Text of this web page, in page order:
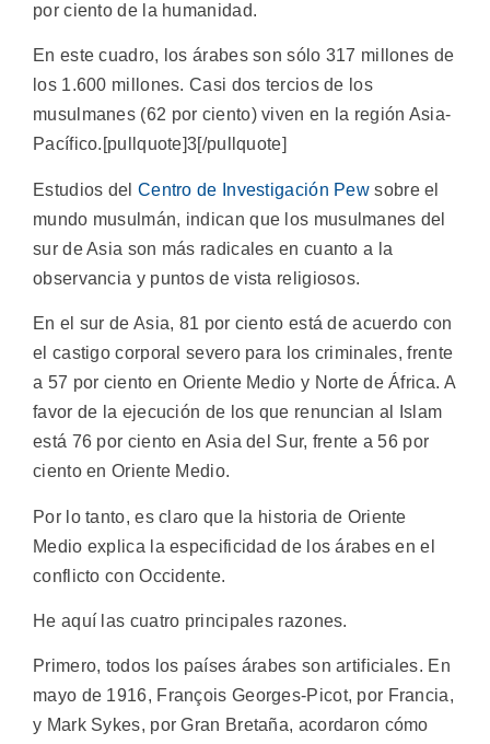
por ciento de la humanidad.
En este cuadro, los árabes son sólo 317 millones de
los 1.600 millones. Casi dos tercios de los
musulmanes (62 por ciento) viven en la región Asia-
Pacífico.[pullquote]3[/pullquote]
Estudios del Centro de Investigación Pew sobre el
mundo musulmán, indican que los musulmanes del
sur de Asia son más radicales en cuanto a la
observancia y puntos de vista religiosos.
En el sur de Asia, 81 por ciento está de acuerdo con
el castigo corporal severo para los criminales, frente
a 57 por ciento en Oriente Medio y Norte de África. A
favor de la ejecución de los que renuncian al Islam
está 76 por ciento en Asia del Sur, frente a 56 por
ciento en Oriente Medio.
Por lo tanto, es claro que la historia de Oriente
Medio explica la especificidad de los árabes en el
conflicto con Occidente.
He aquí las cuatro principales razones.
Primero, todos los países árabes son artificiales. En
mayo de 1916, François Georges-Picot, por Francia,
y Mark Sykes, por Gran Bretaña, acordaron cómo